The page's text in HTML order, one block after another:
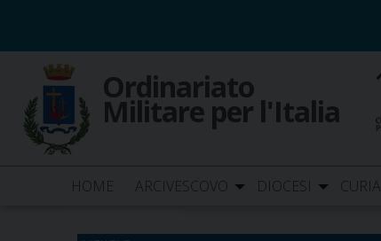
content
Ordinariato
Militare per l'Italia
HOME ARCIVESCOVO DIOCESI CURIA